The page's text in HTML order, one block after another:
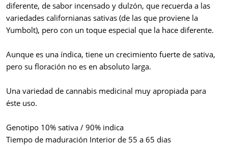
diferente, de sabor incensado y dulzón, que recuerda a las
variedades californianas sativas (de las que proviene la
Yumbolt), pero con un toque especial que la hace diferente.
Aunque es una índica, tiene un crecimiento fuerte de sativa,
pero su floración no es en absoluto larga.
Una variedad de cannabis medicinal muy apropiada para
éste uso.
Genotipo 10% sativa / 90% indica
Tiempo de maduración Interior de 55 a 65 dias